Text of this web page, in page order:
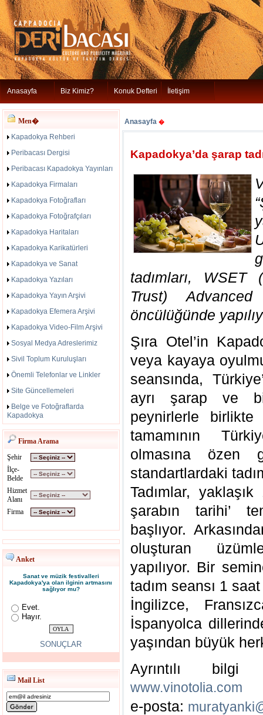
Anasayfa Biz Kimiz? Konuk Defteri İletişim
Men�
Kapadokya Rehberi
Peribacası Dergisi
Peribacası Kapadokya Yayınları
Kapadokya Firmaları
Kapadokya Fotoğrafları
Kapadokya Fotoğrafçıları
Kapadokya Haritaları
Kapadokya Karikatürleri
Kapadokya ve Sanat
Kapadokya Yazıları
Kapadokya Yayın Arşivi
Kapadokya Efemera Arşivi
Kapadokya Video-Film Arşivi
Sosyal Medya Adreslerimiz
Sivil Toplum Kuruluşları
Önemli Telefonlar ve Linkler
Site Güncellemeleri
Belge ve Fotoğraflarda
Kapadokya
Firma Arama
Şehir
İlçe-
Belde
Hizmet
Alanı
Firma
Anket
Sanat ve müzik festivalleri
Kapadokya'ya olan ilginin artmasını
sağlıyor mu?
Evet.
Hayır.
SONUÇLAR
Mail List
Anasayfa �
Kapadokya’da şarap
tadımları,
Trust)
öncülüğünde
Şıra Otel’in
veya kayaya
seansında,
ayrı şarap ve
peynirlerle birlikte
tamamının
olmasına özen
standartlardaki
Tadımlar,
şarabın tarihi’
başlıyor.
oluşturan
yapılıyor. Bir
tadım seansı 1
İngilizce,
İspanyolca
yaşından büyük
Ayrıntılı
www.vinotolia.com
e-posta: